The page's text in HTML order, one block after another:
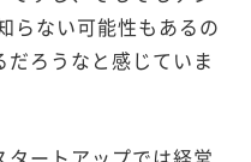
らない可能性もあるの
ろうなと感じていま